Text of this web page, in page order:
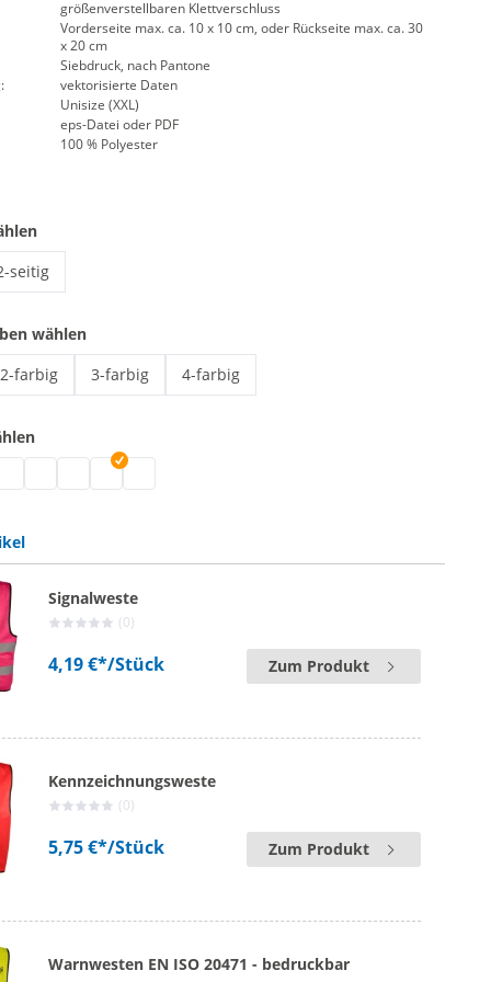
größenverstellbaren Klettverschluss
Vorderseite max. ca. 10 x 10 cm, oder Rückseite max. ca. 30
x 20 cm
Siebdruck, nach Pantone
vektorisierte Daten
Unisize (XXL)
eps-Datei oder PDF
100 % Polyester
seitig
wählen
2-farbig
3-farbig
4-farbig
Aufdruck | grau
mit Aufdruck | schwarz
mit Aufdruck | weiß
mit Aufdruck | blau
Signalweste mit Aufdruck | grün
Signalweste mit Aufdruck | pink
Signalweste mit Aufdruck | rot
Signalweste mit Aufdruck | lila
Signalweste
(0)
4,19 €*/Stück Zum Produkt
Kennzeichnungsweste
(0)
5,75 €*/Stück Zum Produkt
Warnwesten EN ISO 20471 - bedruckbar